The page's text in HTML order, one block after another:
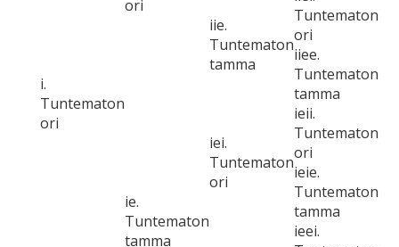
i.
Tuntematon
ori
ori
iie.
Tuntematon
tamma
Tuntematon
ori
iiee.
Tuntematon
tamma
ie.
Tuntematon
tamma
iei.
Tuntematon
ori
ieii.
Tuntematon
ori
ieie.
Tuntematon
tamma
ieei.